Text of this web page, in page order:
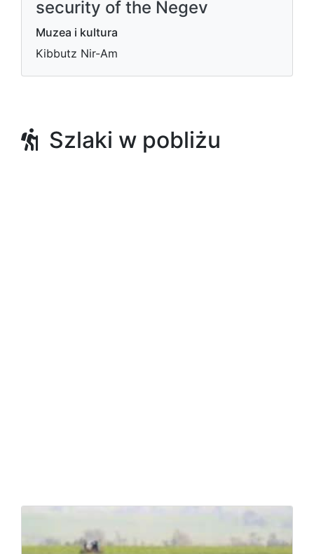
security of the Negev
Muzea i kultura
Kibbutz Nir-Am
Szlaki w pobliżu